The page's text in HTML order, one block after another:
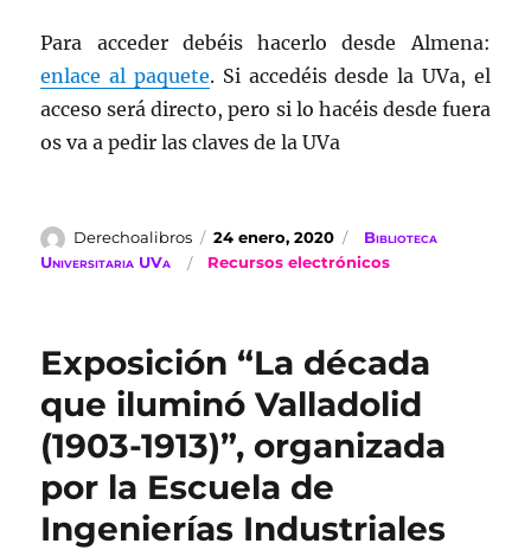
Para acceder debéis hacerlo desde Almena:
enlace al paquete. Si accedéis desde la UVa, el
acceso será directo, pero si lo hacéis desde fuera
os va a pedir las claves de la UVa
Autor
Derechoalibros
Publicado
el
24 enero, 2020 Categorías
Biblioteca
Universitaria UVa
Etiquetas
Recursos electrónicos
Exposición “La década
que iluminó Valladolid
(1903-1913)”, organizada
por la Escuela de
Ingenierías Industriales